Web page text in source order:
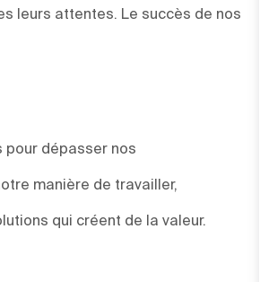
leurs attentes. Le succès de nos
pour dépasser nos
manière de travailler,
qui créent de la valeur.